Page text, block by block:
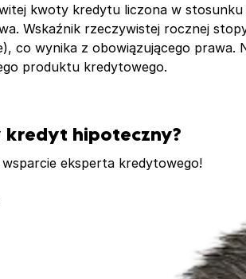
kwoty kredytu liczona w
Wskaźnik rzeczywistej rocznej
co wynika z obowiązującego
produktu kredytowego.
kredyt hipoteczny?
eksperta kredytowego!